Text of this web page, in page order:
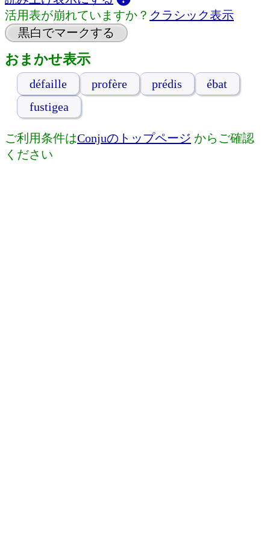
活用表が崩れていますか？ クラシック表示
黒白でマークする
おまかせ表示
défaille profère prédis
ébat
fustigea
ご利用条件はConjuのトップページ からご確認
ください